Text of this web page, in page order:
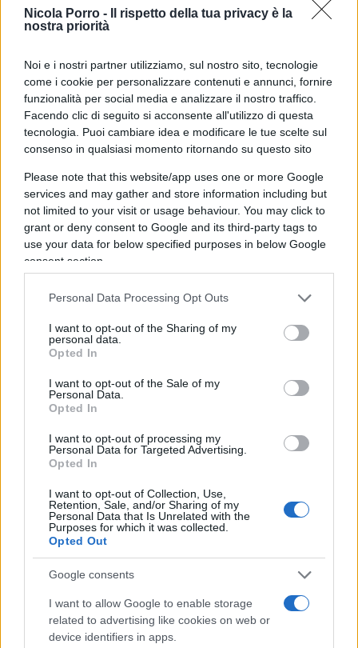
Nicola Porro -
Il rispetto della tua privacy è la
nostra priorità
Noi e i nostri partner utilizziamo, sul nostro sito, tecnologie
come i cookie per personalizzare contenuti e annunci, fornire
funzionalità per social media e analizzare il nostro traffico.
Facendo clic di seguito si acconsente all'utilizzo di questa
tecnologia. Puoi cambiare idea e modificare le tue scelte sul
consenso in qualsiasi momento ritornando su questo sito
Please note that this website/app uses one or more Google
services and may gather and store information including but
not limited to your visit or usage behaviour. You may click to
grant or deny consent to Google and its third-party tags to
use your data for below specified purposes in below Google
consent section.
Personal Data Processing Opt Outs
I want to opt-out of the Sharing of my
personal data.
Opted In
I want to opt-out of the Sale of my
Personal Data.
Opted In
I want to opt-out of processing my
Personal Data for Targeted Advertising.
Opted In
I want to opt-out of Collection, Use,
Retention, Sale, and/or Sharing of my
Personal Data that Is Unrelated with the
Purposes for which it was collected.
Opted Out
Google consents
I want to allow Google to enable storage
related to advertising like cookies on web or
device identifiers in apps.
La foto segnaletica di Trump e la foto di un Trump
da fuoco sonoil nuovo manifesto elettorale
consolidato della campagna elettorale 2024 dei
repubblicani, i quali potranno ora con più
efficacia e determinazione di prima aizzare
l’America profonda contro l’establishment e
prendersi la Casa Biancail prossimo novembre.
Dall’Europa guardiamo esterrefatti a cosa accade
oltreoceano, ma sbaglieremmo a sottovalutare i
preoccupanti segnali che emergono anche qui nel
nella capitale di un impero si diffonde col tempo
c’insegna la storia non siamo di certo estranei alla
violenza politica.
Nicolaporro.it è anche su Whatsapp. È sufficiente
cliccare quiper iscriversi al canale ed essere sempre
aggiornati (gratis).
#ATTENTATO #DONALD TRUMP
#JOE BIDEN